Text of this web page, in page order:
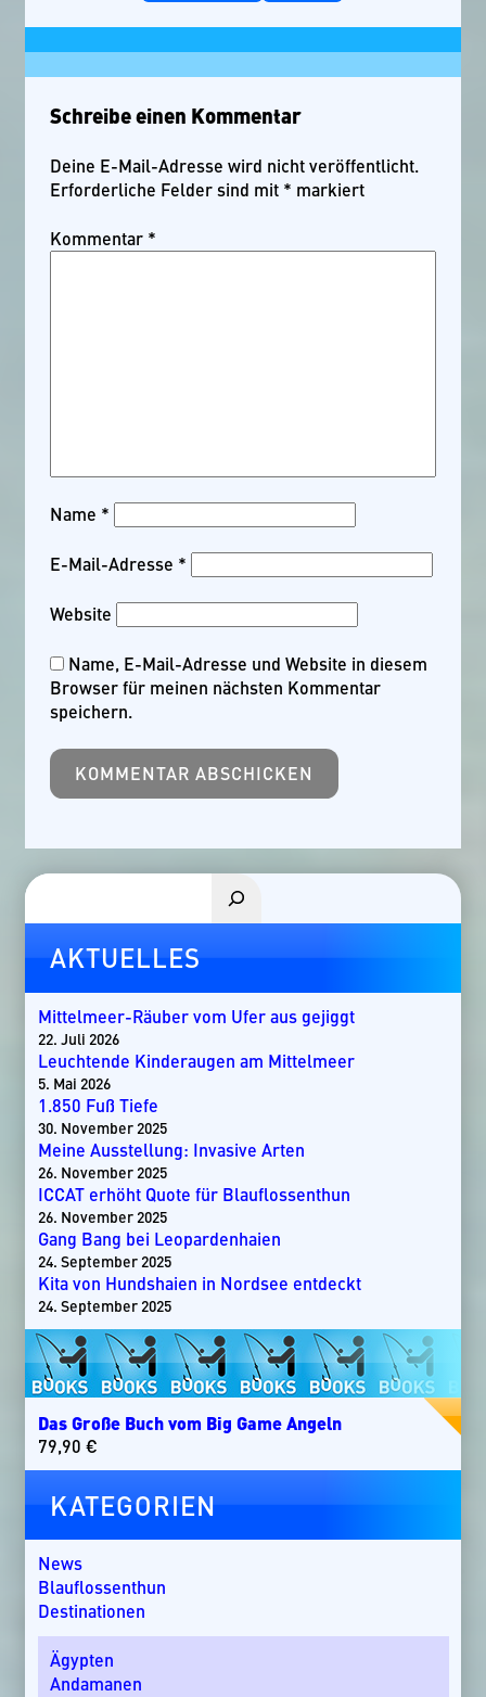
Schreibe einen Kommentar
Deine E-Mail-Adresse wird nicht veröffentlicht.
Erforderliche Felder sind mit * markiert
Kommentar *
Name *
E-Mail-Adresse *
Website
Name, E-Mail-Adresse und Website in diesem
Browser für meinen nächsten Kommentar
speichern.
Suchen
AKTUELLES
Mittelmeer-Räuber vom Ufer aus gejiggt
22. Juli 2026
Leuchtende Kinderaugen am Mittelmeer
5. Mai 2026
1.850 Fuß Tiefe
30. November 2025
Meine Ausstellung: Invasive Arten
26. November 2025
ICCAT erhöht Quote für Blauflossenthun
26. November 2025
Gang Bang bei Leopardenhaien
24. September 2025
Kita von Hundshaien in Nordsee entdeckt
24. September 2025
Das Große Buch vom Big Game Angeln
79,90 €
KATEGORIEN
News
Blauflossenthun
Destinationen
Ägypten
Andamanen